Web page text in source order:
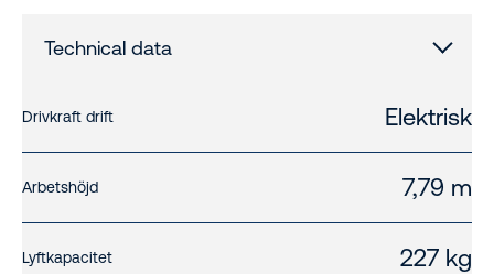
Technical data
Drivkraft drift Elektrisk
Arbetshöjd 7,79 m
Lyftkapacitet 227 kg